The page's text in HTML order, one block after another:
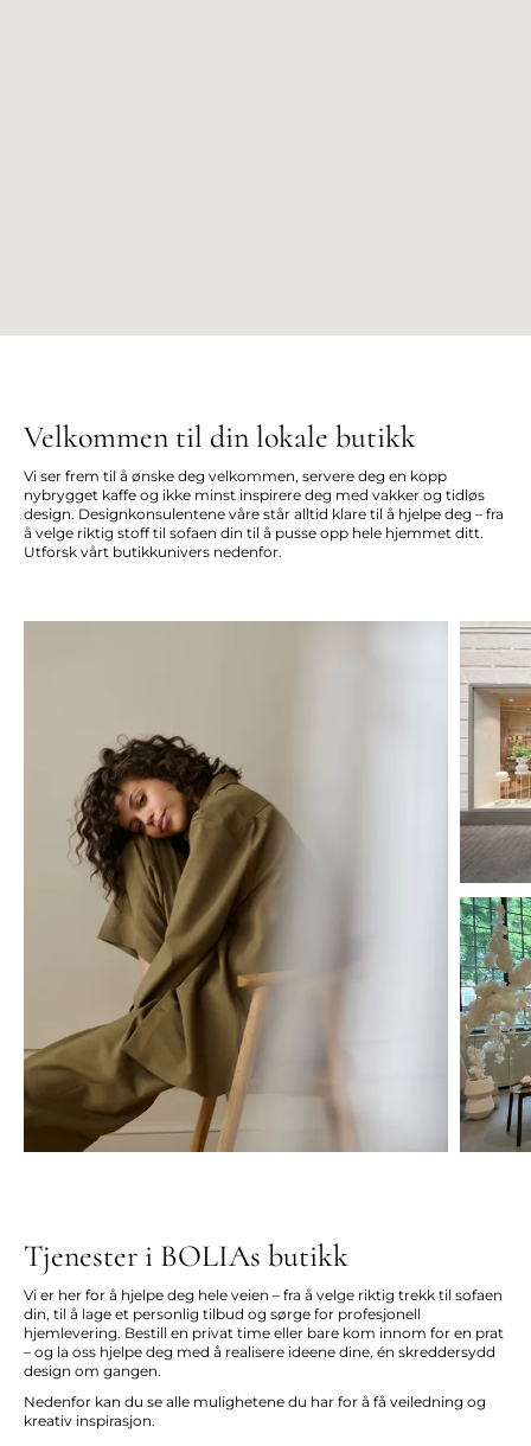
Velkommen til din lokale butikk
Vi ser frem til å ønske deg velkommen, servere deg en kopp
nybrygget kaffe og ikke minst inspirere deg med vakker og tidløs
design. Designkonsulentene våre står alltid klare til å hjelpe deg – fra
å velge riktig stoff til sofaen din til å pusse opp hele hjemmet ditt.
Utforsk vårt butikkunivers nedenfor.
Tjenester i BOLIAs butikk
Vi er her for å hjelpe deg hele veien – fra å velge riktig trekk til sofaen
din, til å lage et personlig tilbud og sørge for profesjonell
hjemlevering. Bestill en privat time eller bare kom innom for en prat
– og la oss hjelpe deg med å realisere ideene dine, én skreddersydd
design om gangen.
Nedenfor kan du se alle mulighetene du har for å få veiledning og
kreativ inspirasjon.